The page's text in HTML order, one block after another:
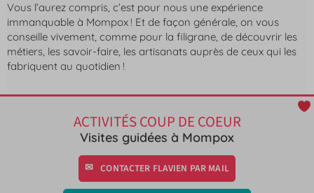
Vous l’aurez compris, c’est pour nous une expérience
immanquable à Mompox ! Et de façon générale, on vous
conseille vivement, comme pour la filigrane, de découvrir les
métiers, les savoir-faire, les artisanats auprès de ceux qui les
fabriquent au quotidien !
ACTIVITÉS COUP DE COEUR
Visites guidées à Mompox
CONTACTER FLAVIEN PAR MAIL